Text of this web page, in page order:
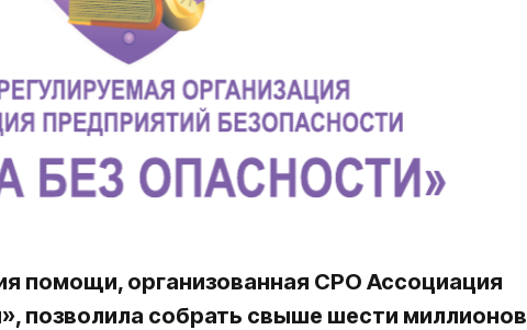
помощи, организованная СРО Ассоциация
позволила собрать свыше шести миллионов